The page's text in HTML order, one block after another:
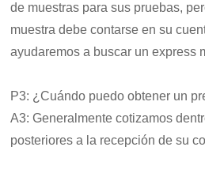
de muestras para sus pruebas,
muestra debe contarse en su
ayudaremos a buscar un express
P3: ¿Cuándo puedo obtener un
A3: Generalmente cotizamos
posteriores a la recepción de su